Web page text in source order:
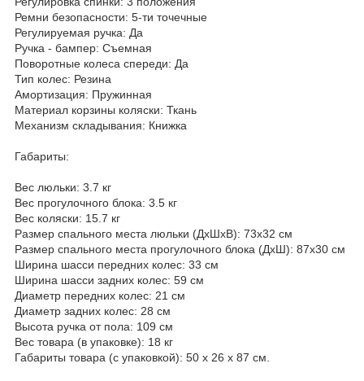
Ремни безопасности: 5-ти точечные
Регулируемая ручка: Да
Ручка - бампер: Съемная
Поворотные колеса спереди: Да
Тип колес: Резина
Амортизация: Пружинная
Материал корзины коляски: Ткань
Механизм складывания: Книжка
Габариты:
Вес люльки: 3.7 кг
Вес прогулочного блока: 3.5 кг
Вес коляски: 15.7 кг
Размер спального места люльки (ДхШхВ): 73х32 см
Размер спального места прогулочного блока (ДхШ): 87х30 см
Ширина шасси передних колес: 33 см
Ширина шасси задних колес: 59 см
Диаметр передних колес: 21 см
Диаметр задних колес: 28 см
Высота ручка от пола: 109 см
Вес товара (в упаковке): 18 кг
Габариты товара (с упаковкой): 50 х 26 х 87 см.